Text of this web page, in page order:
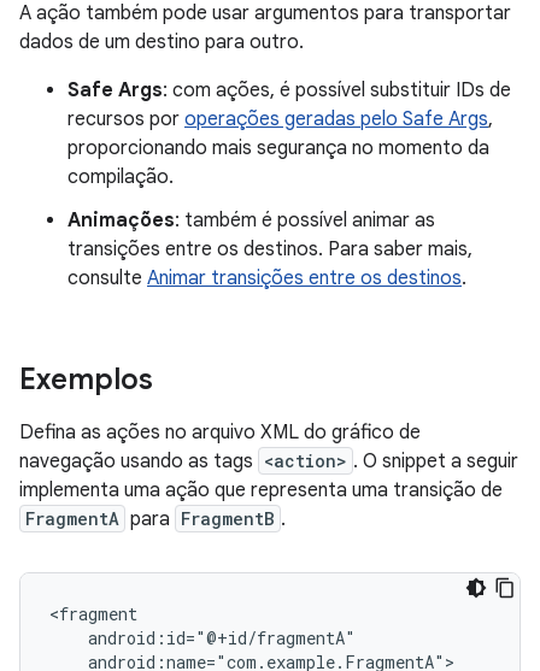
A ação também pode usar argumentos para transportar
dados de um destino para outro.
Safe Args: com ações, é possível substituir IDs de
recursos por operações geradas pelo Safe Args,
proporcionando mais segurança no momento da
compilação.
Animações: também é possível animar as
transições entre os destinos. Para saber mais,
consulte Animar transições entre os destinos.
Exemplos
Defina as ações no arquivo XML do gráfico de
navegação usando as tags <action> . O snippet a seguir
implementa uma ação que representa uma transição de
FragmentA para FragmentB .